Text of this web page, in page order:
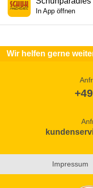
In App öffnen
Wir helfen gerne
Impressum